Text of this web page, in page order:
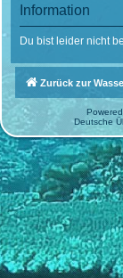
Information
Du bist leider nicht
Zurück zur
Deutsche